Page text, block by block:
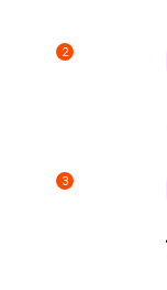
2
3